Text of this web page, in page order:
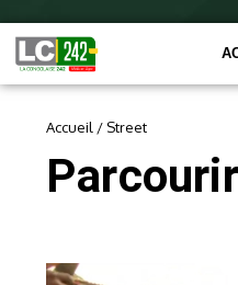
Accueil / Street